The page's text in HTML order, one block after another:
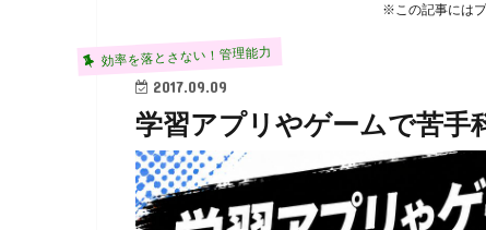
※この記事にはプ
効率を落とさない！管理能力
2017.09.09
学習アプリやゲームで苦手